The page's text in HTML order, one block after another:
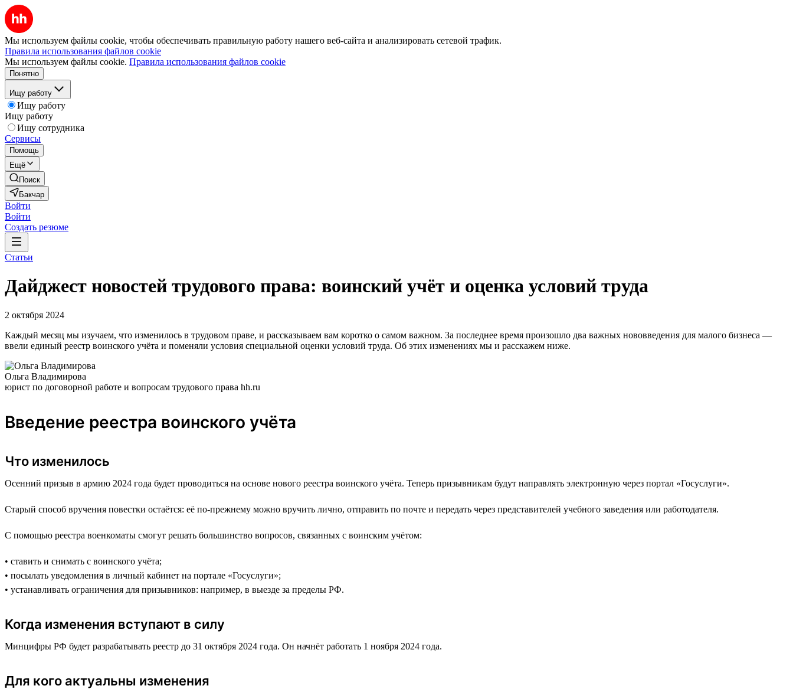
Мы используем файлы cookie, чтобы обеспечивать правильную работу нашего веб-сайта и анализировать сетевой трафик.
Правила использования файлов cookie
Мы используем файлы cookie. Правила использования файлов cookie
Понятно
Ищу работу
Ищу работу
Ищу работу
Ищу сотрудника
Сервисы
Помощь
Ещё
Поиск
Бакчар
Войти
Войти
Создать резюме
Статьи
Дайджест новостей трудового права: воинский учёт и оценка условий труда
2 октября 2024
Каждый месяц мы изучаем, что изменилось в трудовом праве, и рассказываем вам коротко о самом важном. За последнее время произошло два важных нововведения для малого бизнеса —
ввели единый реестр воинского учёта и поменяли условия специальной оценки условий труда. Об этих изменениях мы и расскажем ниже.
Ольга Владимирова
юрист по договорной работе и вопросам трудового права hh.ru
Введение реестра воинского учёта
Что изменилось
Осенний призыв в армию 2024 года будет проводиться на основе нового реестра воинского учёта. Теперь призывникам будут направлять электронную через портал «Госуслуги».
Старый способ вручения повестки остаётся: её по-прежнему можно вручить лично, отправить по почте и передать через представителей учебного заведения или работодателя.
С помощью реестра военкоматы смогут решать большинство вопросов, связанных с воинским учётом:
• ставить и снимать с воинского учёта;
• посылать уведомления в личный кабинет на портале «Госуслуги»;
• устанавливать ограничения для призывников: например, в выезде за пределы РФ.
Когда изменения вступают в силу
Минцифры РФ будет разрабатывать реестр до 31 октября 2024 года. Он начнёт работать 1 ноября 2024 года.
Для кого актуальны изменения